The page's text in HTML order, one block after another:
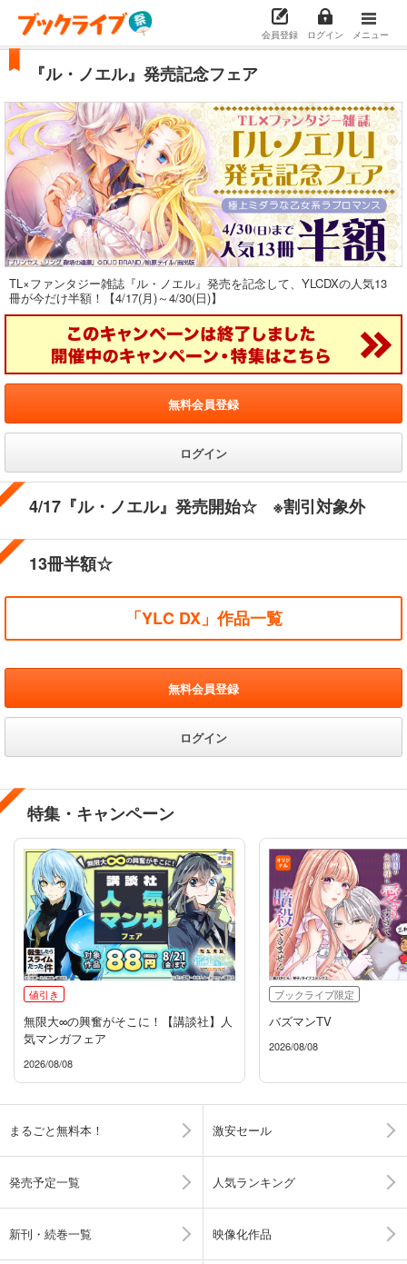
会員登録 ログイン メニュー
『ル・ノエル』発売記念フェア
TL×ファンタジー雑誌『ル・ノエル』発売を記念して、YLCDXの人気13
冊が今だけ半額！【4/17(月)～4/30(日)】
無料会員登録
ログイン
4/17『ル・ノエル』発売開始☆ ※割引対象外
13冊半額☆
「YLC DX」作品一覧
無料会員登録
ログイン
特集・キャンペーン
値引き
無限大∞の興奮がそこに！【講談社】人
気マンガフェア
2026/08/08
ブックライブ限定
バズマンTV
2026/08/08
まるごと無料本！ 激安セール
発売予定一覧 人気ランキング
新刊・続巻一覧 映像化作品